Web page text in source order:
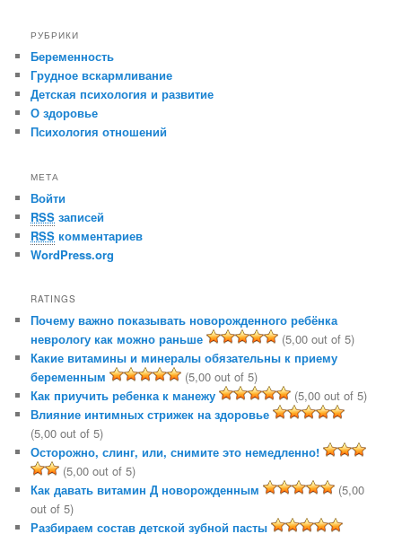
РУБРИКИ
Беременность
Грудное вскармливание
Детская психология и развитие
О здоровье
Психология отношений
МЕТА
Войти
RSS записей
RSS комментариев
WordPress.org
RATINGS
Почему важно показывать новорожденного ребёнка
неврологу как можно раньше
(5,00 out of 5)
Какие витамины и минералы обязательны к приему
беременным
(5,00 out of 5)
Как приучить ребенка к манежу
(5,00 out of 5)
Влияние интимных стрижек на здоровье
(5,00 out of 5)
Осторожно, слинг, или, снимите это немедленно!
(5,00 out of 5)
Как давать витамин Д новорожденным
(5,00
out of 5)
Разбираем состав детской зубной пасты